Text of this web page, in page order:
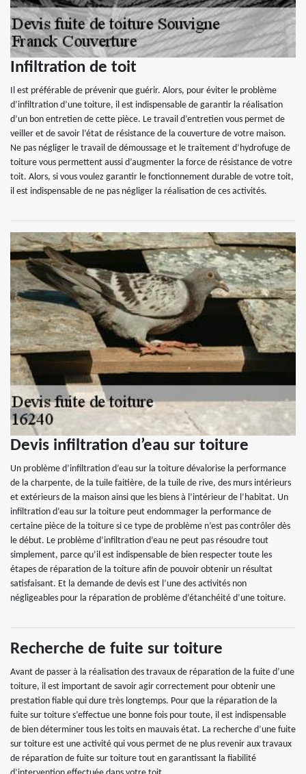
Infiltration de toit
Il est préférable de prévenir que guérir. Alors, pour éviter le problème
d’infiltration d’une toiture, il est indispensable de garantir la réalisation
d’un bon entretien de cette pièce. Le travail d’entretien vous permet de
veiller et de savoir l’état de résistance de la couverture de votre maison.
Ne pas négliger le travail de démoussage et le traitement d’hydrofuge de
toiture vous permettent aussi d’augmenter la force de résistance de votre
toit. Alors, si vous voulez garantir le fonctionnement durable de votre toit,
il est indispensable de ne pas négliger la réalisation de ces activités.
Devis infiltration d’eau sur toiture
Un problème d’infiltration d’eau sur la toiture dévalorise la performance
de la charpente, de la tuile faitière, de la tuile de rive, des murs intérieurs
et extérieurs de la maison ainsi que les biens à l’intérieur de l’habitat. Un
infiltration d’eau sur la toiture peut endommager la performance de
certaine pièce de la toiture si ce type de problème n’est pas contrôler dès
le début. Le problème d’infiltration d’eau ne peut pas résoudre tout
simplement, parce qu’il est indispensable de bien respecter toute les
étapes de réparation de la toiture afin de pouvoir obtenir un résultat
satisfaisant. Et la demande de devis est l’une des activités non
négligeables pour la réparation de problème d’étanchéité d’une toiture.
Recherche de fuite sur toiture
Avant de passer à la réalisation des travaux de réparation de la fuite d’une
toiture, il est important de savoir agir correctement pour obtenir une
prestation fiable qui dure très longtemps. Pour que la réparation de la
fuite sur toiture s’effectue une bonne fois pour toute, il est indispensable
de bien déterminer tous les toits en mauvais état. La recherche d’une fuite
sur toiture est une activité qui vous permet de ne plus revenir aux travaux
de réparation de fuite sur toiture tout en garantissant la fiabilité